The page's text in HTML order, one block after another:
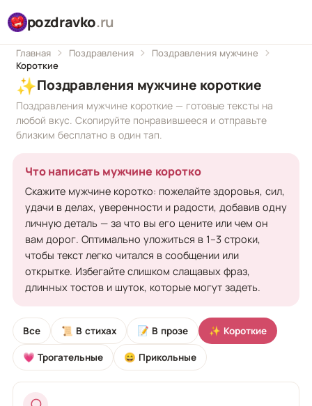
pozdravko.ru
Главная Поздравления
Поздравления мужчине
Короткие
✨Поздравления мужчине короткие
Поздравления мужчине короткие — готовые тексты на
любой вкус. Скопируйте понравившееся и отправьте
близким бесплатно в один тап.
Что написать мужчине коротко
Скажите мужчине коротко: пожелайте здоровья, сил,
удачи в делах, уверенности и радости, добавив одну
личную деталь — за что вы его цените или чем он
вам дорог. Оптимально уложиться в 1–3 строки,
чтобы текст легко читался в сообщении или
открытке. Избегайте слишком слащавых фраз,
длинных тостов и шуток, которые могут задеть.
Все 📜 В стихах 📝 В прозе ✨ Короткие
💗 Трогательные 😄 Прикольные